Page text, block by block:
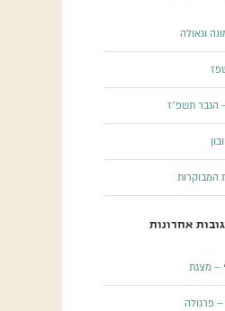
וגאולה
הגבר תשפ”ז
המבוקרות
אחרונות
– מצגת
– פרגולה